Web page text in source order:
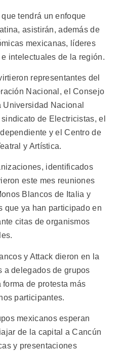
tendrá un enfoque
asistirán, además de
mexicanas, líderes
intelectuales de la región.
representantes del
Nacional, el Consejo
Nacional
de Electricistas, el
y el Centro de
y Artística.
identificados
este mes reuniones
Blancos de Italia y
que ya han participado en
citas de organismos
y Attack dieron en la
a delegados de grupos
de protesta más
participantes.
mexicanos esperan
de la capital a Cancún
y presentaciones